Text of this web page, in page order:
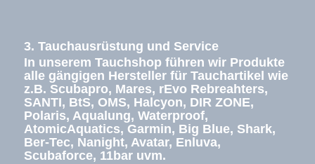
3. Tauchausrüstung und Service
In unserem Tauchshop führen wir Produkte
alle gängigen Hersteller für Tauchartikel wie
z.B. Scubapro, Mares, rEvo Rebreahters,
SANTI, BtS, OMS, Halcyon, DIR ZONE,
Polaris, Aqualung, Waterproof,
AtomicAquatics, Garmin, Big Blue, Shark,
Ber-Tec, Nanight, Avatar, Enluva,
Scubaforce, 11bar uvm.